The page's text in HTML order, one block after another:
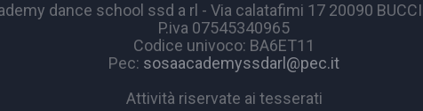
dance school ssd a rl - Via calatafimi 17 20090
P.iva 07545340965
Codice univoco: BA6ET11
Pec: sosaacademyssdarl@pec.it
Attività riservate ai tesserati